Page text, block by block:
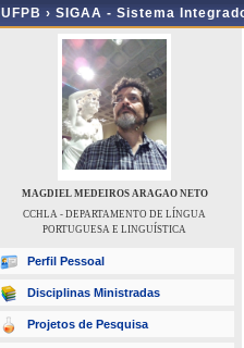
UFPB › SIGAA - Sistema
MAGDIEL MEDEIROS ARAGAO NETO
CCHLA - DEPARTAMENTO DE LÍNGUA
PORTUGUESA E LINGUÍSTICA
Perfil Pessoal
Disciplinas Ministradas
Projetos de Pesquisa